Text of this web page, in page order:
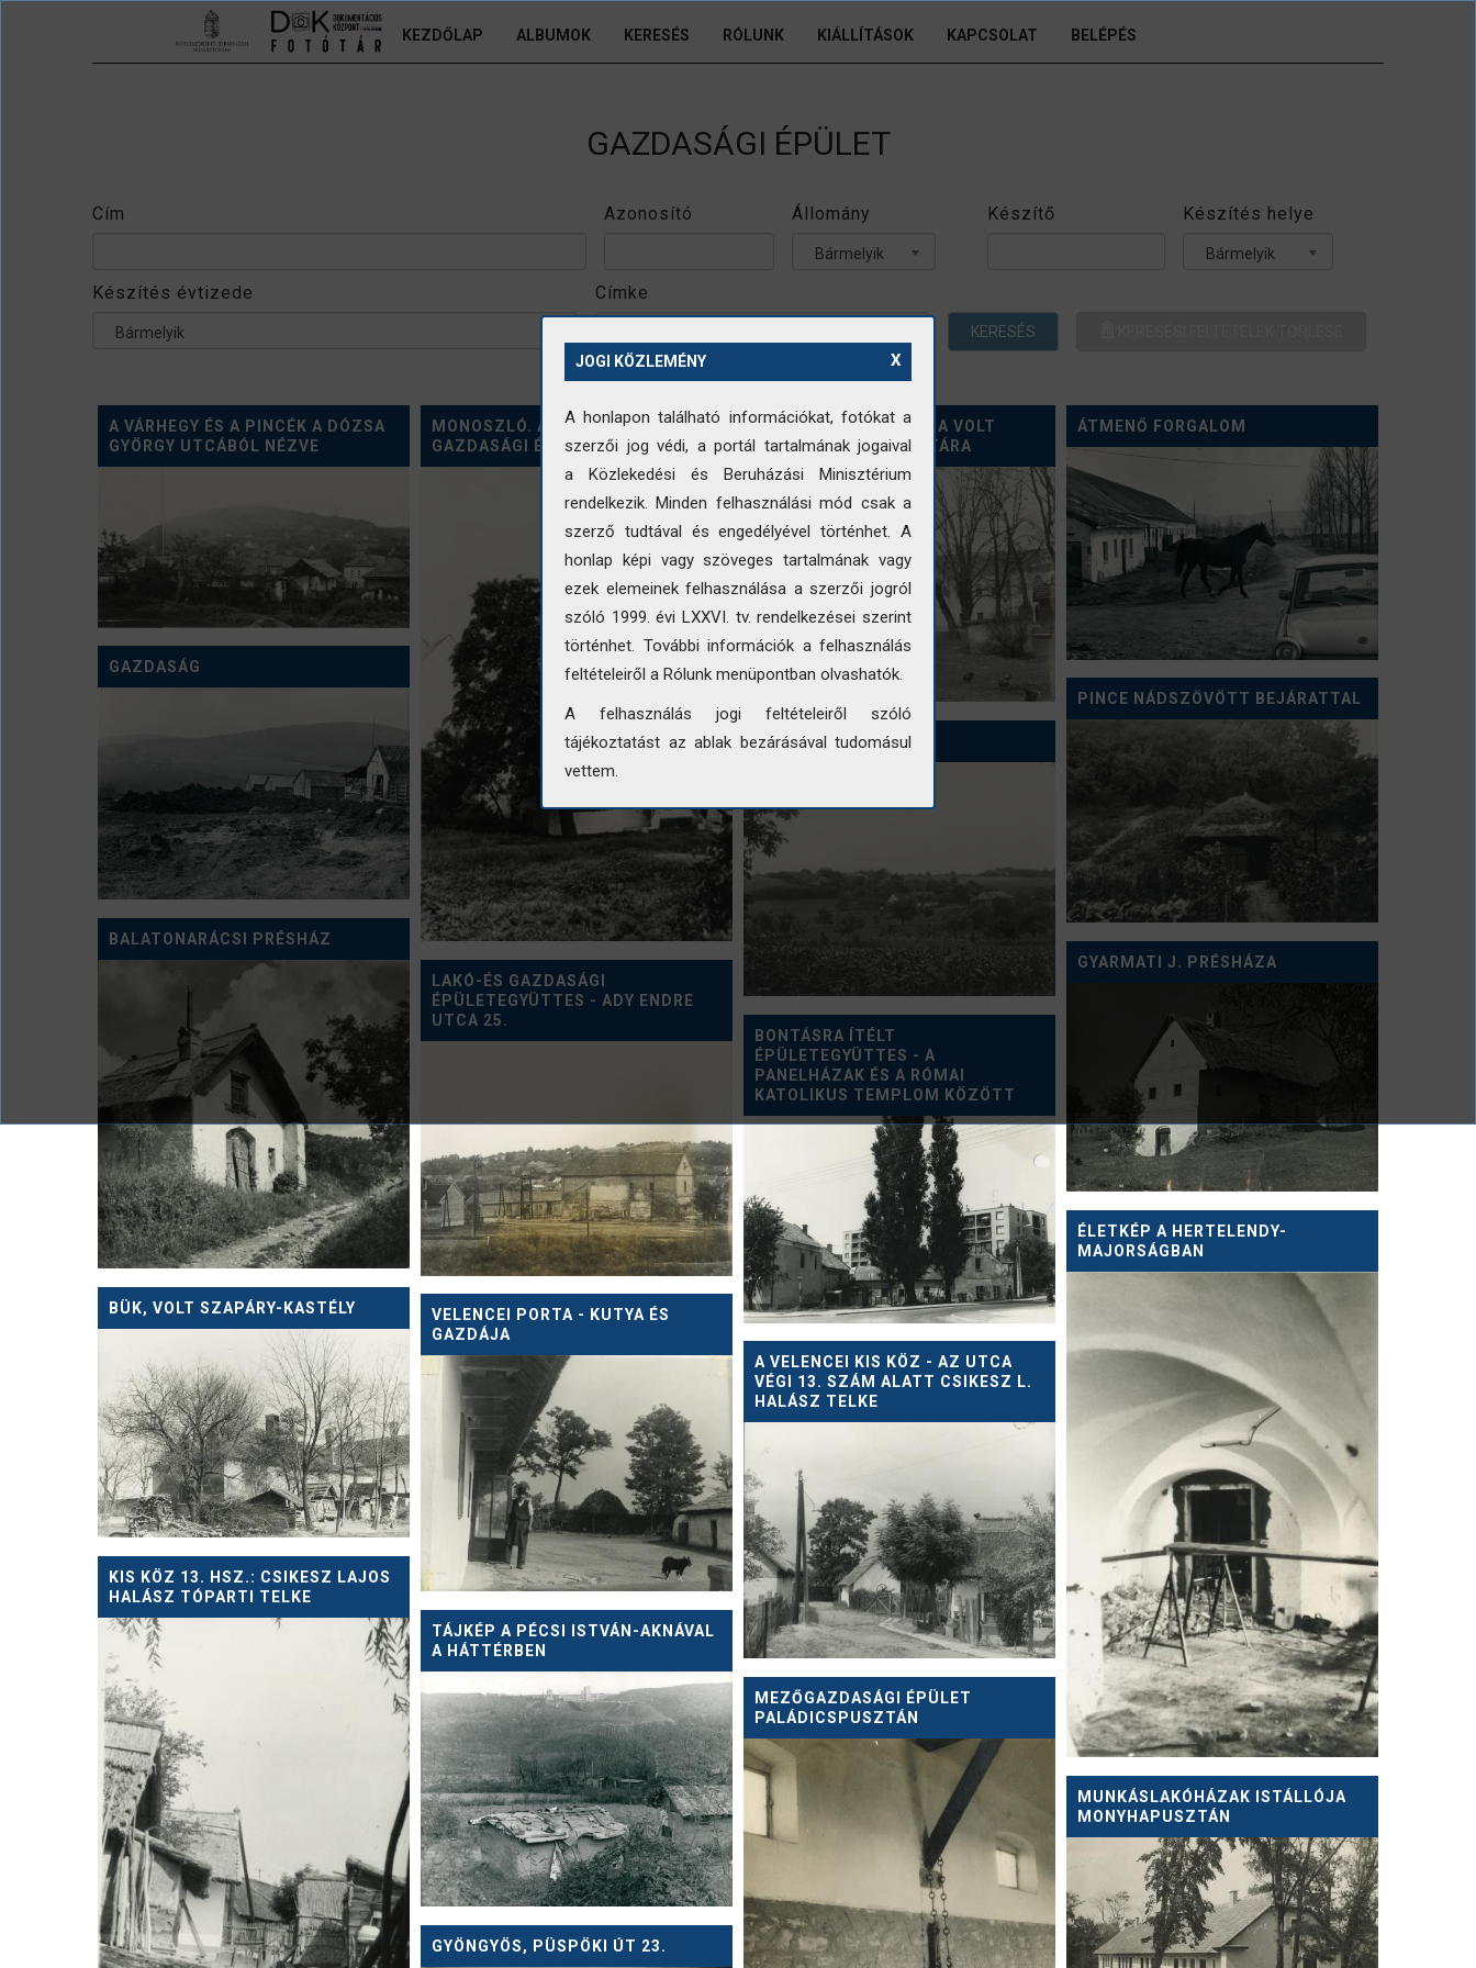
KEZDŐLAP ALBUMOK KERESÉS RÓLUNK KIÁLLÍTÁSOK KAPCSOLAT BELÉPÉS
GAZDASÁGI ÉPÜLET
Cím Azonosító Állomány
Bármelyik
Készítő Készítés helye
Bármelyik
Készítés évtizede
Bármelyik
Címke
KERESÉS
A VÁRHEGY ÉS A PINCÉK A DÓZSA
GYÖRGY UTCÁBÓL NÉZVE
MONOSZLÓ. A LELKÉSZLAK
GAZDASÁGI ÉPÜLETE
KAPIRGÁLÓ TYÚKOK - A VOLT
ZICHY-KASTÉLY MAGTÁRA
ÁTMENŐ FORGALOM
GAZDASÁG
PINCE NÁDSZÖVÖTT BEJÁRATTAL
URHIDAI LÁTKÉP
BALATONARÁCSI PRÉSHÁZ
GYARMATI J. PRÉSHÁZA
LAKÓ-ÉS GAZDASÁGI
ÉPÜLETEGYÜTTES - ADY ENDRE
UTCA 25.
BONTÁSRA ÍTÉLT
ÉPÜLETEGYÜTTES - A
PANELHÁZAK ÉS A RÓMAI
KATOLIKUS TEMPLOM KÖZÖTT
ÉLETKÉP A HERTELENDY-
MAJORSÁGBAN
BÜK, VOLT SZAPÁRY-KASTÉLY
VELENCEI PORTA - KUTYA ÉS
GAZDÁJA
A VELENCEI KIS KÖZ - AZ UTCA
VÉGI 13. SZÁM ALATT CSIKESZ L.
HALÁSZ TELKE
KIS KÖZ 13. HSZ.: CSIKESZ LAJOS
HALÁSZ TÓPARTI TELKE
TÁJKÉP A PÉCSI ISTVÁN-AKNÁVAL
A HÁTTÉRBEN
MEZŐGAZDASÁGI ÉPÜLET
PALÁDICSPUSZTÁN
MUNKÁSLAKÓHÁZAK ISTÁLLÓJA
MONYHAPUSZTÁN
GYÖNGYÖS, PÜSPÖKI ÚT 23.
X
JOGI KÖZLEMÉNY
A honlapon található információkat, fotókat a
szerzői jog védi, a portál tartalmának jogaival
a Közlekedési és Beruházási Minisztérium
rendelkezik. Minden felhasználási mód csak a
szerző tudtával és engedélyével történhet. A
honlap képi vagy szöveges tartalmának vagy
ezek elemeinek felhasználása a szerzői jogról
szóló 1999. évi LXXVI. tv. rendelkezései szerint
történhet. További információk a felhasználás
feltételeiről a Rólunk menüpontban olvashatók.
A felhasználás jogi feltételeiről szóló
tájékoztatást az ablak bezárásával tudomásul
vettem.